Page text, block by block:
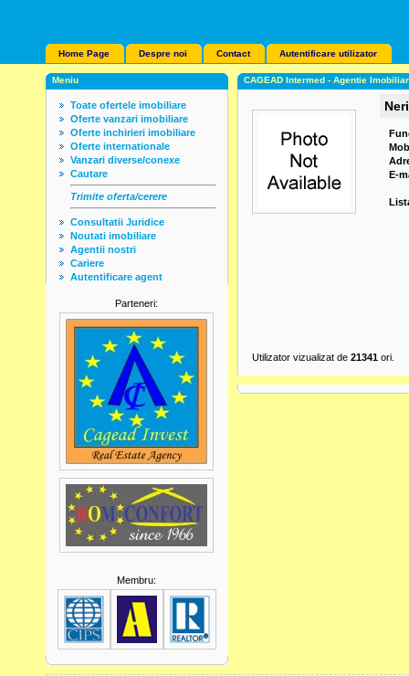
Home Page Despre noi Contact Autentificare utilizator
Meniu
Toate ofertele imobiliare
Oferte vanzari imobiliare
Oferte inchirieri imobiliare
Oferte internationale
Vanzari diverse/conexe
Cautare
Trimite oferta/cerere
Consultatii Juridice
Noutati imobiliare
Agentii nostri
Cariere
Autentificare agent
Parteneri:
Membru:
CAGEAD Intermed - Agentie
E-
Utilizator vizualizat de 21341 ori.